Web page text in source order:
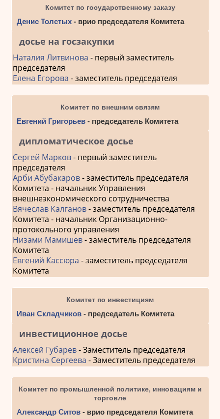
Комитет по государственному заказу
Денис Толстых- врио председателя Комитета
досье на госзакупки
Наталия Литвинова - первый заместитель
председателя
Елена Егорова - заместитель председателя
Комитет по внешним связям
Евгений Григорьев- председатель Комитета
дипломатическое досье
Сергей Марков- первый заместитель
председателя
Арби Абубакаров- заместитель председателя
Комитета - начальник Управления
внешнеэкономического сотрудничества
Вячеслав Калганов- заместитель председателя
Комитета - начальник Организационно-
протокольного управления
Низами Мамишев- заместитель председателя
Комитета
Евгений Кассюра - заместитель председателя
Комитета
Комитет по инвестициям
Иван Складчиков- председатель Комитета
инвестиционное досье
Алексей Губарев- Заместитель председателя
Кристина Сергеева - Заместитель председателя
Комитет по промышленной политике, инновациям и
торговле
Александр Ситов- врио председателя Комитета